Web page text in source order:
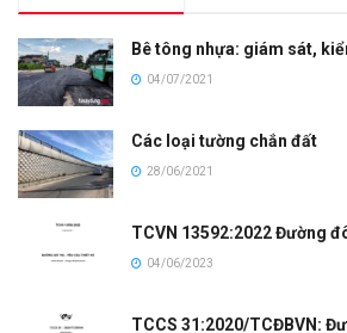
Bê tông nhựa: giám sát,
04/07/2021
Các loại tường chắn đất
28/06/2021
TCVN 13592:2022 Đường
04/06/2023
TCCS 31:2020/TCĐBVN: